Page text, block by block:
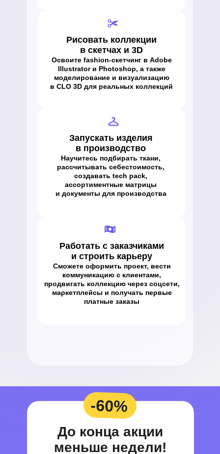
Рисовать коллекции
в скетчах и 3D
Освоите fashion-скетчинг в Adobe
Illustrator и Photoshop, а также
моделирование и визуализацию
в CLO 3D для реальных коллекций
Запускать изделия
в производство
Научитесь подбирать ткани,
рассчитывать себестоимость,
создавать tech pack,
ассортиментные матрицы
и документы для производства
Работать с заказчиками
и строить карьеру
Сможете оформить проект, вести
коммуникацию с клиентами,
продвигать коллекцию через соцсети,
маркетплейсы и получать первые
платные заказы
До конца акции
меньше недели!
-60%